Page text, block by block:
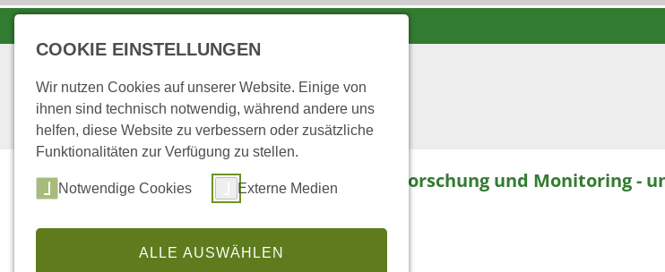
Start Über uns Forschung und Monitoring -
STARTSEITE ... 13
COOKIE EINSTELLUNGEN
Wir nutzen Cookies auf unserer Website. Einige von
ihnen sind technisch notwendig, während andere uns
helfen, diese Website zu verbessern oder zusätzliche
Funktionalitäten zur Verfügung zu stellen.
Notwendige Cookies Externe Medien
ALLE AUSWÄHLEN